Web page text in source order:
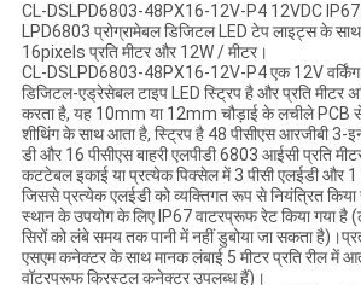
CL-DSLPD6803-48PX16-12V-P4 12VDC IP67
LPD6803 प्रोग्रामेबल डिजिटल LED टेप लाइट्स के
16pixels प्रति मीटर और 12W / मीटर।
CL-DSLPD6803-48PX16-12V-P4 एक 12V
डिजिटल-एड्रेसेबल टाइप LED स्ट्रिप है और प्रति मीटर
करता है, यह 10mm या 12mm चौड़ाई के लचीले PCB
शीथिंग के साथ आता है, स्ट्रिप है 48 पीसीएस आरजीबी
डी और 16 पीसीएस बाहरी एलपीडी 6803 आईसी प्रति
कटटेबल इकाई या प्रत्येक पिक्सेल में 3 पीसी एलईडी और 1
जिससे प्रत्येक एलईडी को व्यक्तिगत रूप से नियंत्रित किया
स्थान के उपयोग के लिए IP67 वाटरप्रूफ रेट किया गया है
सिरों को लंबे समय तक पानी में नहीं डुबोया जा सकता
एसएम कनेक्टर के साथ मानक लंबाई 5 मीटर प्रति रील में
वॉटरप्रूफ क्रिस्टल कनेक्टर उपलब्ध हैं)।